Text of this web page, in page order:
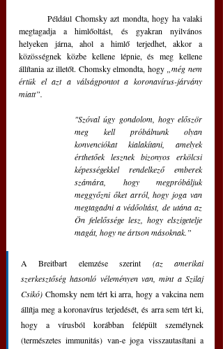
	Például Chomsky azt mondta, hogy ha valaki
megtagadja a himlőoltást, és gyakran nyilvános
helyeken járna, ahol a himlő terjedhet, akkor a
közösségnek közbe kellene lépnie, és meg kellene
állítania az illetőt. Chomsky elmondta, hogy „még nem
értük el azt a válságpontot a koronavírus-járvány
miatt”.
"Szóval úgy gondolom, hogy először
meg kell próbálnunk olyan
konvenciókat kialakítani, amelyek
érthetőek lesznek bizonyos erkölcsi
képességekkel rendelkező emberek
számára, hogy megpróbáljuk
meggyőzni őket arról, hogy joga van
megtagadni a védőoltást, de utána az
Ön felelőssége lesz, hogy elszigetelje
magát, hogy ne ártson másoknak.”
A Breitbart elemzése szerint (az amerikai
szerkesztőség hasonló véleményen van, mint a Szilaj
Csikó) Chomsky nem tért ki arra, hogy a vakcina nem
állítja meg a koronavírus terjedését, és arra sem tért ki,
hogy a vírusból korábban felépült személynek
(természetes immunitás) van-e joga visszautasítani a